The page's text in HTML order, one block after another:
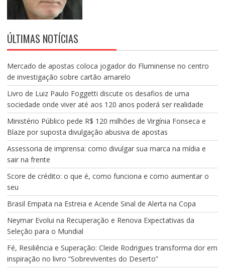
ÚLTIMAS NOTÍCIAS
Mercado de apostas coloca jogador do Fluminense no centro
de investigação sobre cartão amarelo
Livro de Luiz Paulo Foggetti discute os desafios de uma
sociedade onde viver até aos 120 anos poderá ser realidade
Ministério Público pede R$ 120 milhões de Virgínia Fonseca e
Blaze por suposta divulgação abusiva de apostas
Assessoria de imprensa: como divulgar sua marca na mídia e
sair na frente
Score de crédito: o que é, como funciona e como aumentar o
seu
Brasil Empata na Estreia e Acende Sinal de Alerta na Copa
Neymar Evolui na Recuperação e Renova Expectativas da
Seleção para o Mundial
Fé, Resiliência e Superação: Cleide Rodrigues transforma dor em
inspiração no livro “Sobreviventes do Deserto”